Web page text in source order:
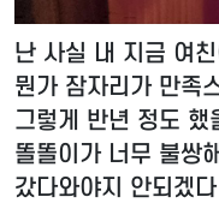
난 사실 내 지금 여
뭔가 잠자리가 만족
그렇게 반년 정도
똘똘이가 너무 불쌍
갔다와야지 안되겠